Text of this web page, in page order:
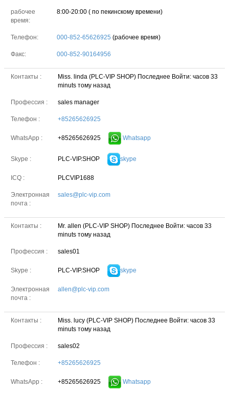
рабочее
время:
8:00-20:00 ( по пекинскому времени)
Телефон: 000-852-65626925 (рабочее время)
Факс: 000-852-90164956
Контакты : Miss. linda (PLC-VIP SHOP) Последнее Войти: часов 33
minuts тому назад
Профессия : sales manager
Телефон : +85265626925
WhatsApp : +85265626925 Whatsapp
Skype : PLC-VIP.SHOP skype
ICQ : PLCVIP1688
Электронная
почта :
sales@plc-vip.com
Контакты : Mr. allen (PLC-VIP SHOP) Последнее Войти: часов 33
minuts тому назад
Профессия : sales01
Skype : PLC-VIP.SHOP skype
Электронная
почта :
allen@plc-vip.com
Контакты : Miss. lucy (PLC-VIP SHOP) Последнее Войти: часов 33
minuts тому назад
Профессия : sales02
Телефон : +85265626925
WhatsApp : +85265626925 Whatsapp